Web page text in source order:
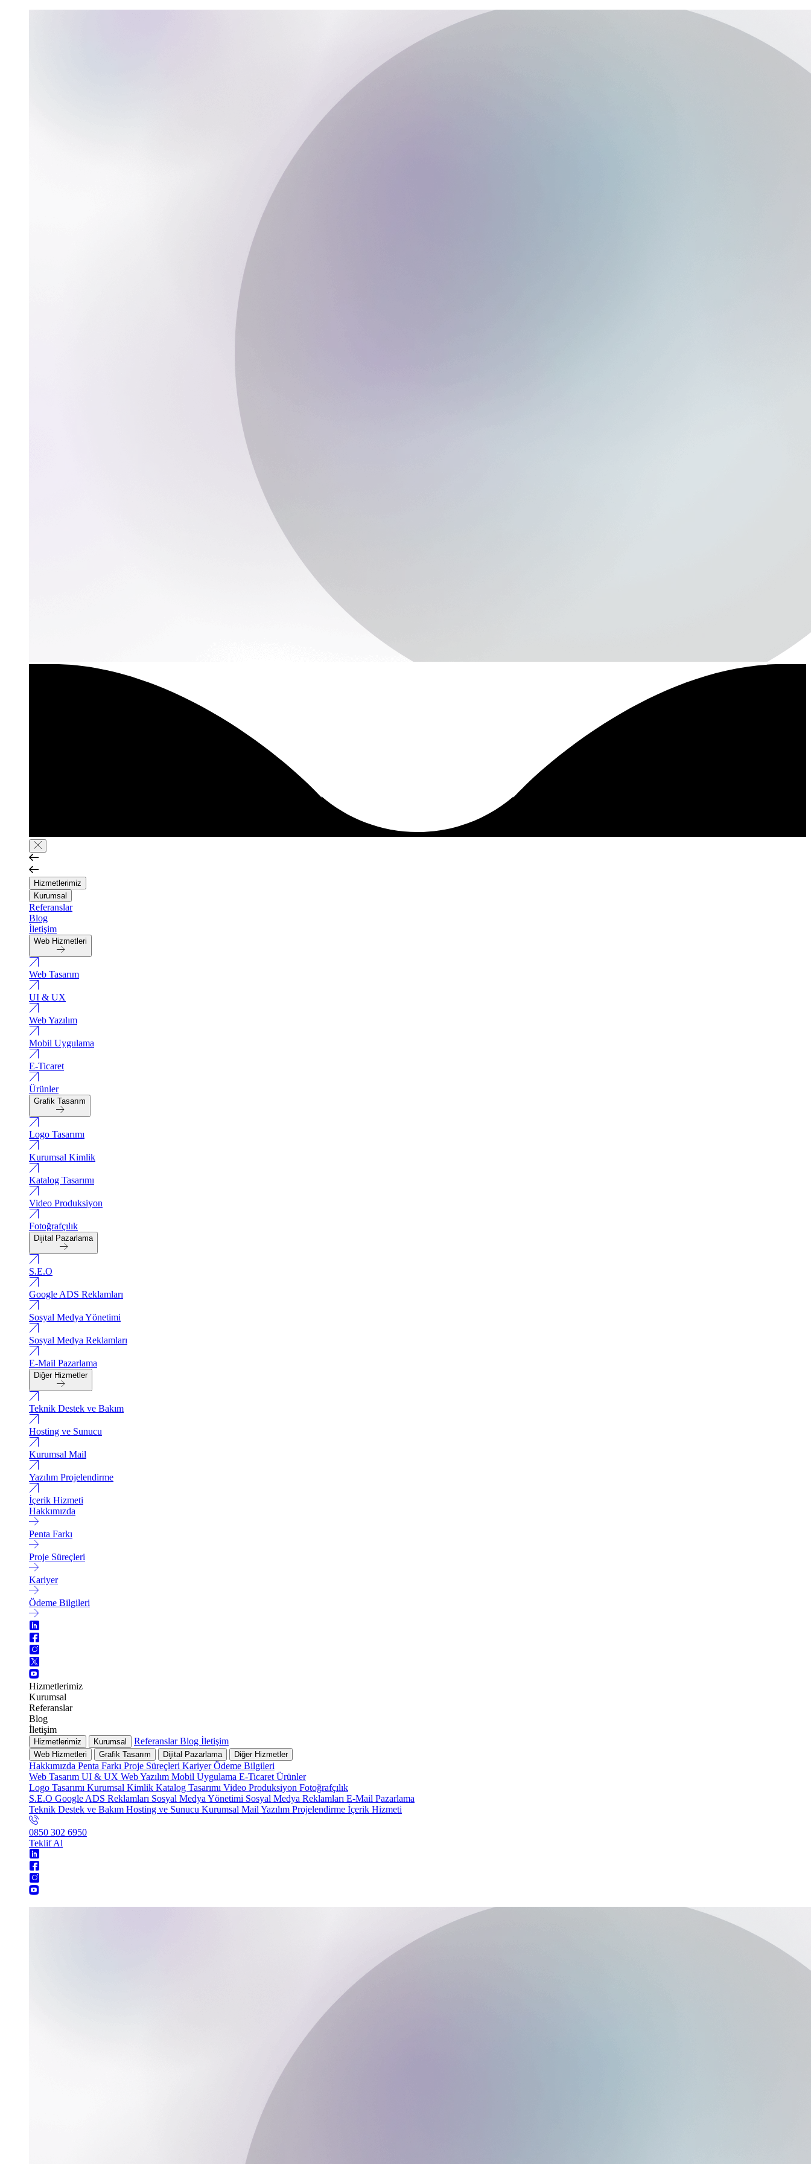
Hizmetlerimiz
Kurumsal
Referanslar
Blog
İletişim
Web Hizmetleri
Web Tasarım
UI & UX
Web Yazılım
Mobil Uygulama
E-Ticaret
Ürünler
Grafik Tasarım
Logo Tasarımı
Kurumsal Kimlik
Katalog Tasarımı
Video Produksiyon
Fotoğrafçılık
Dijital Pazarlama
S.E.O
Google ADS Reklamları
Sosyal Medya Yönetimi
Sosyal Medya Reklamları
E-Mail Pazarlama
Diğer Hizmetler
Teknik Destek ve Bakım
Hosting ve Sunucu
Kurumsal Mail
Yazılım Projelendirme
İçerik Hizmeti
Hakkımızda
Penta Farkı
Proje Süreçleri
Kariyer
Ödeme Bilgileri
Hizmetlerimiz
Kurumsal
Referanslar
Blog
İletişim
Hizmetlerimiz Kurumsal ReferanslarBlog İletişim
Web Hizmetleri Grafik Tasarım Dijital Pazarlama Diğer Hizmetler
Hakkımızda Penta Farkı Proje Süreçleri KariyerÖdeme Bilgileri
Web Tasarım UI & UX Web Yazılım Mobil Uygulama E-Ticaret Ürünler
Logo Tasarımı Kurumsal Kimlik Katalog Tasarımı Video Produksiyon Fotoğrafçılık
S.E.O Google ADS Reklamları Sosyal Medya Yönetimi Sosyal Medya Reklamları E-Mail Pazarlama
Teknik Destek ve Bakım Hosting ve Sunucu Kurumsal Mail Yazılım Projelendirme İçerik Hizmeti
0850 302 6950
Teklif Al